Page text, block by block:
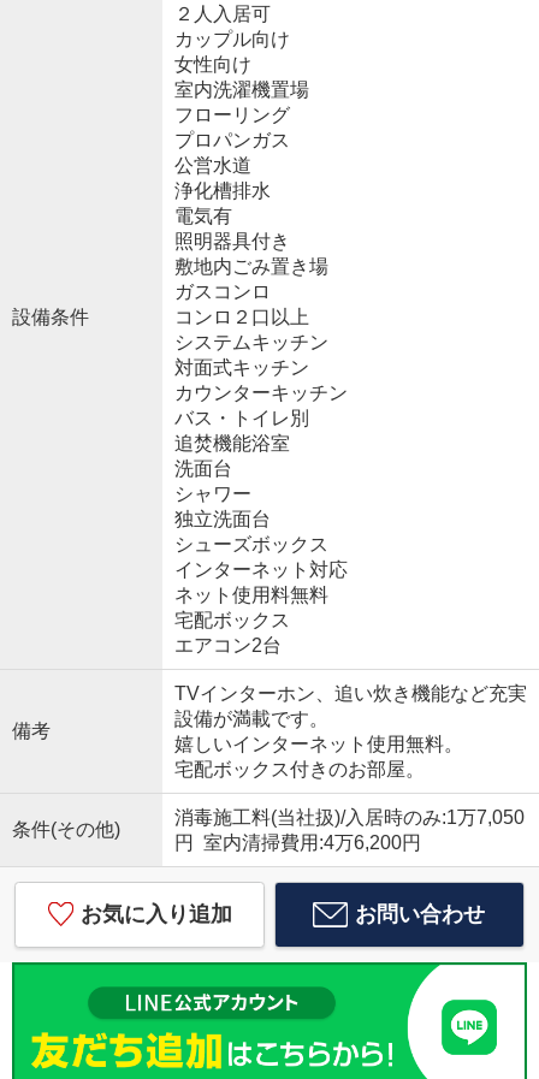
設備条件
２人入居可
カップル向け
女性向け
室内洗濯機置場
フローリング
プロパンガス
公営水道
浄化槽排水
電気有
照明器具付き
敷地内ごみ置き場
ガスコンロ
コンロ２口以上
システムキッチン
対面式キッチン
カウンターキッチン
バス・トイレ別
追焚機能浴室
洗面台
シャワー
独立洗面台
シューズボックス
インターネット対応
ネット使用料無料
宅配ボックス
エアコン2台
備考
TVインターホン、追い炊き機能など充実
設備が満載です。
嬉しいインターネット使用無料。
宅配ボックス付きのお部屋。
条件(その他)
消毒施工料(当社扱)/入居時のみ:1万7,050
円 室内清掃費用:4万6,200円
お気に入り追加 お問い合わせ